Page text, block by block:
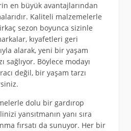
en büyük avantajlarından
Kaliteli malzemelerle
sezon boyunca sizinle
kıyafetleri geri
alarak, yeni bir yaşam
sağlıyor. Böylece modayı
değil, bir yaşam tarzı
dolu bir gardırop
yansıtmanın yanı sıra
fırsatı da sunuyor. Her bir